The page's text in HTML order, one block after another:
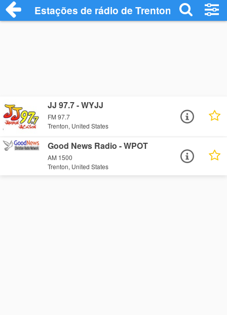
Estações de rádio de Trenton - Ouça
JJ 97.7 - WYJJ
FM 97.7
Trenton, United States
Good News Radio - WPOT
AM 1500
Trenton, United States